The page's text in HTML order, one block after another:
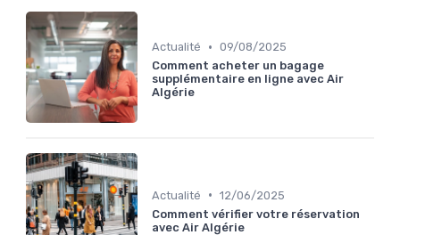
Actualité • 09/08/2025
Comment acheter un bagage
supplémentaire en ligne avec Air
Algérie
Actualité • 12/06/2025
Comment vérifier votre réservation
avec Air Algérie